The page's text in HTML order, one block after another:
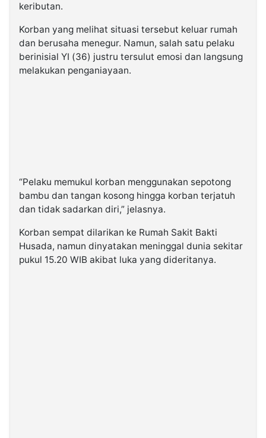
keributan.
Korban yang melihat situasi tersebut keluar rumah
dan berusaha menegur. Namun, salah satu pelaku
berinisial YI (36) justru tersulut emosi dan langsung
melakukan penganiayaan.
“Pelaku memukul korban menggunakan sepotong
bambu dan tangan kosong hingga korban terjatuh
dan tidak sadarkan diri,” jelasnya.
Korban sempat dilarikan ke Rumah Sakit Bakti
Husada, namun dinyatakan meninggal dunia sekitar
pukul 15.20 WIB akibat luka yang dideritanya.